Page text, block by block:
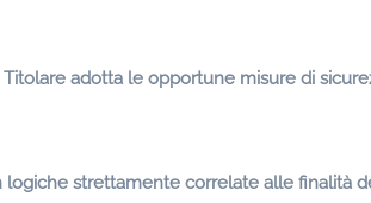
adotta le opportune misure di
strettamente correlate alle finalità